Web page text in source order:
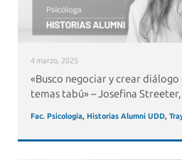
4 marzo, 2025
«Busco negociar y crear
temas tabú» – Josefina
Fac. Psicología, Historias Alumni UDD,